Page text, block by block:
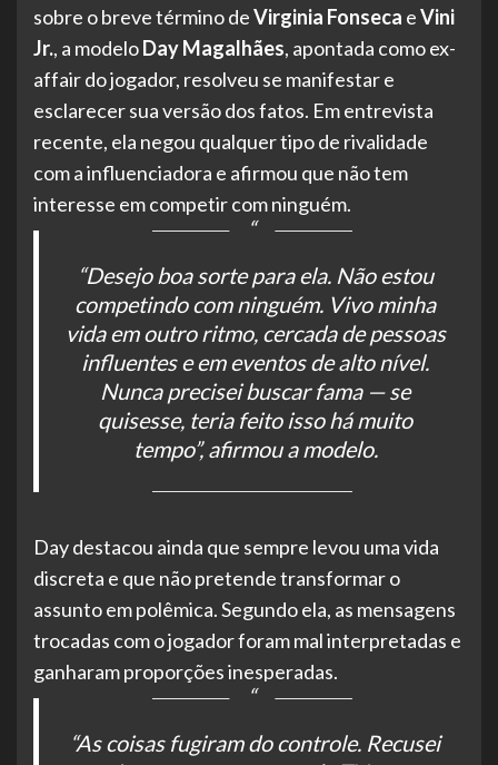
sobre o breve término deVirginia Fonseca eVini
Jr., a modeloDay Magalhães, apontada como ex-
affair do jogador, resolveu se manifestar e
esclarecer sua versão dos fatos. Em entrevista
recente, ela negou qualquer tipo de rivalidade
com a influenciadora e afirmou que não tem
interesse em competir com ninguém.
“Desejo boa sorte para ela. Não estou
competindo com ninguém. Vivo minha
vida em outro ritmo, cercada de pessoas
influentes e em eventos de alto nível.
Nunca precisei buscar fama — se
quisesse, teria feito isso há muito
tempo”, afirmou a modelo.
Day destacou ainda que sempre levou uma vida
discreta e que não pretende transformar o
assunto em polêmica. Segundo ela, as mensagens
trocadas com o jogador foram mal interpretadas e
ganharam proporções inesperadas.
“As coisas fugiram do controle. Recusei